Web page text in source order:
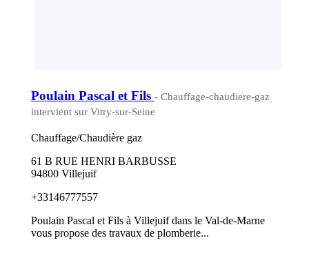
Poulain Pascal et Fils - Chauffage-chaudiere-gaz
intervient sur Vitry-sur-Seine
Chauffage/Chaudière gaz
61 B RUE HENRI BARBUSSE
94800 Villejuif
+33146777557
Poulain Pascal et Fils à Villejuif dans le Val-de-Marne
vous propose des travaux de plomberie...